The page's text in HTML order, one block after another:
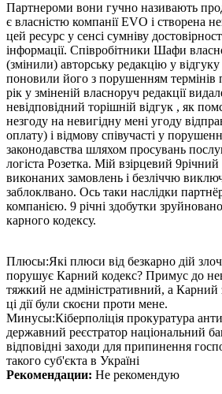
Партнероми вони гучно називають
є власністю компанії EVO і створена
цей ресурс у сенсі сумніву
інформації. Співробітники Шафи
(змінили) авторську редакцію у
поновили його з порушенням термінів
рік у зміненій власноруч редакції
невідповідний торішній відгук , як
незгоду на невигідну мені угоду
оплату) і відмову співучасті у
законодавства шляхом просувань
логіста Розетка. Мій взірцевий
виконаних замовлень і безліччю
заблоклвано. Ось таки наслідки
компанією. 9 річні здобутки
карного кодексу.
Плюсы:Які плюси від безкарно дій
порушує Карний кодекс? Примус до
тяжкий не адміністративний, а
ці дії були скоєни проти мене.
Минусы:Кіберполіція прокуратура
державний реєстратор національний
відповідні заходи для припинення
такого суб'єкта в Україні
Рекомендации: Не рекомендую